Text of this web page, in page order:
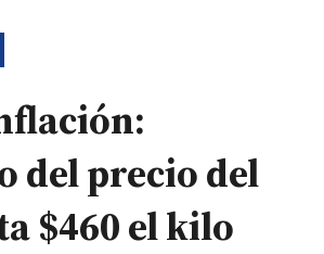
del precio del
$460 el kilo